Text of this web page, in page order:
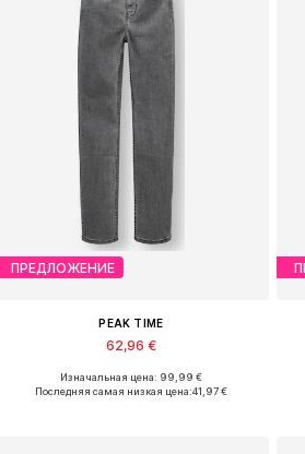
ПРЕДЛОЖЕНИЕ
PEAK TIME
62,96 €
Доступно множество размеров
Изначальная цена: 99,99 €
Последняя самая низкая цена:41,97 €